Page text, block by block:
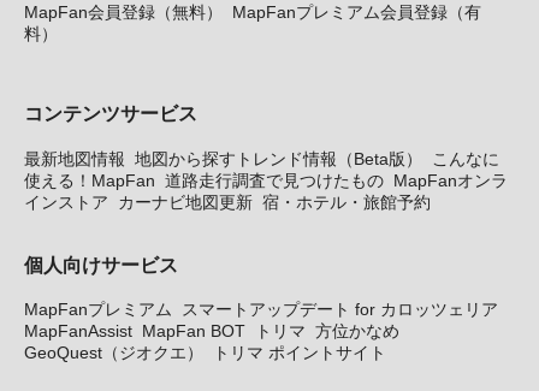
MapFan会員登録（無料）
MapFanプレミアム会員登録（有
料）
コンテンツサービス
最新地図情報 地図から探すトレンド情報（Beta版）
こんなに
使える！MapFan 道路走行調査で見つけたもの MapFanオンラ
インストア
カーナビ地図更新 宿・ホテル・旅館予約
個人向けサービス
MapFanプレミアム
スマートアップデート for カロッツェリア
MapFanAssist MapFan BOT トリマ 方位かなめ
GeoQuest（ジオクエ）
トリマ ポイントサイト